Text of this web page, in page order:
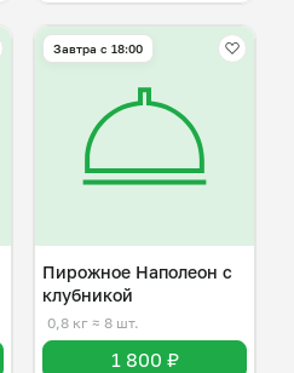
Завтра c 18:00
Пирожное Наполеон с
клубникой
0,8 кг ≈ 8 шт.
1 800 ₽